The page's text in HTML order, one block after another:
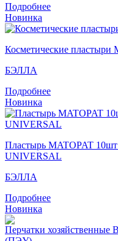
Подробнее
Новинка
Косметические пластыри
БЭЛЛА
Подробнее
Новинка
Пластырь MATOPAT
UNIVERSAL
БЭЛЛА
Подробнее
Новинка